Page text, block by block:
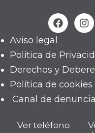
Aviso legal
Política de
Derechos y
Política de cookies
Canal de
Ver teléfono